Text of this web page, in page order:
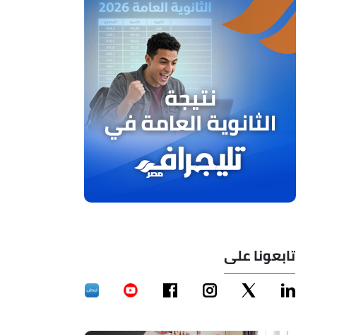
تابعونا على